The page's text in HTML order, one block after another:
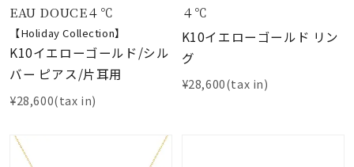
EAU DOUCE４℃
【Holiday Collection】
K10イエローゴールド/シル
バー ピアス/片耳用
¥28,600(tax in)
４℃
K10イエローゴールド リン
グ
¥28,600(tax in)